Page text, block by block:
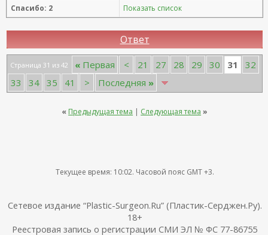
Спасибо: 2 Показать список
Ответ
Страница 31 из 42 « Первая < 21 27 28 29 30 31
32
33
34 35 41 > Последняя »
« Предыдущая тема | Следующая тема »
Текущее время: 10:02. Часовой пояс GMT +3.
Сетевое издание “Plastic-Surgeon.Ru” (Пластик-Серджен.Ру).
18+
Реестровая запись о регистрации СМИ ЭЛ № ФС 77-86755